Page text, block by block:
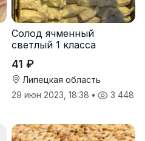
Солод ячменный
светлый 1 класса
41 ₽
Липецкая область
29 июн 2023, 18:38 • 3 448